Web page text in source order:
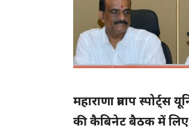
महाराणा प्रताप
की कैबिनेट बैठक में लिए